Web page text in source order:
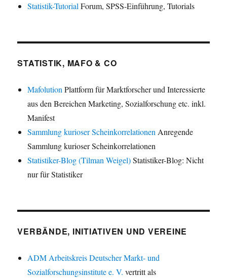
Statistik-TutorialForum, SPSS-Einführung, Tutorials
STATISTIK, MAFO & CO
MafolutionPlattform für Marktforscher und Interessierte
aus den Bereichen Marketing, Sozialforschung etc. inkl.
Manifest
Sammlung kurioser ScheinkorrelationenAnregende
Sammlung kurioser Scheinkorrelationen
Statistiker-Blog (Tilman Weigel)Statistiker-Blog: Nicht
nur für Statistiker
VERBÄNDE, INITIATIVEN UND VEREINE
ADM Arbeitskreis Deutscher Markt- und
Sozialforschungsinstitute e. V. vertritt als